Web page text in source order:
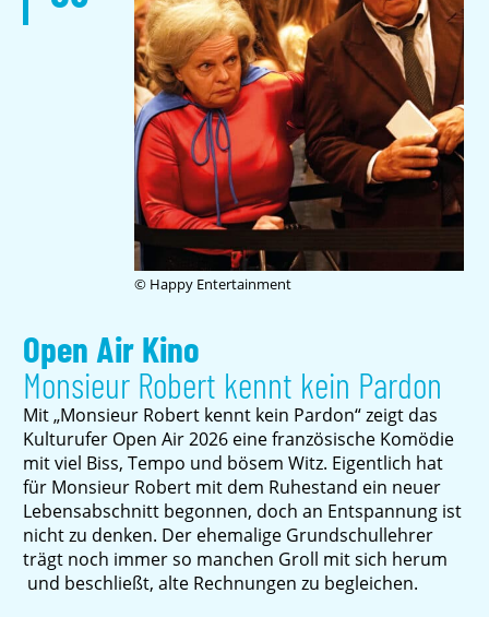
© Happy Entertainment
Open Air Kino
Monsieur Robert kennt kein Pardon
Mit „Monsieur Robert kennt kein Pardon“ zeigt das
Kulturufer Open Air 2026 eine französische Komödie
mit viel Biss, Tempo und bösem Witz. Eigentlich hat
für Monsieur Robert mit dem Ruhestand ein neuer
Lebensabschnitt begonnen, doch an Entspannung ist
nicht zu denken. Der ehemalige Grundschullehrer
trägt noch immer so manchen Groll mit sich herum
und beschließt, alte Rechnungen zu begleichen.